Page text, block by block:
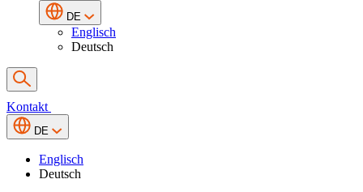
DE
Englisch
Deutsch
Kontakt
DE
Englisch
Deutsch